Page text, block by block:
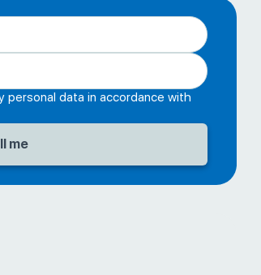
data in accordance with